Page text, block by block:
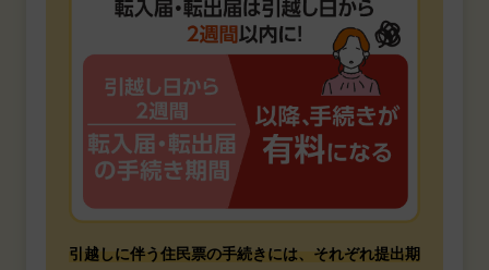
引越しに伴う住民票の手続きには、それぞれ提出期